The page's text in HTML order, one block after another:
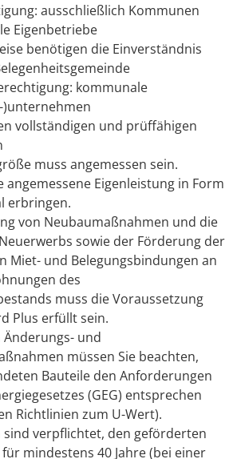
ausschließlich Kommunen
Eigenbetriebe
benötigen die Einverständnis
kommunale
vollständigen und prüffähigen
muss angemessen sein.
angemessene Eigenleistung in Form
erbringen.
von Neubaumaßnahmen und die
sowie der Förderung der
Miet- und Belegungsbindungen an
des
muss die Voraussetzung
Plus erfüllt sein.
und
müssen Sie beachten,
Bauteile den Anforderungen
(GEG) entsprechen
Richtlinien zum U-Wert).
sind verpflichtet, den geförderten
mindestens 40 Jahre (bei einer